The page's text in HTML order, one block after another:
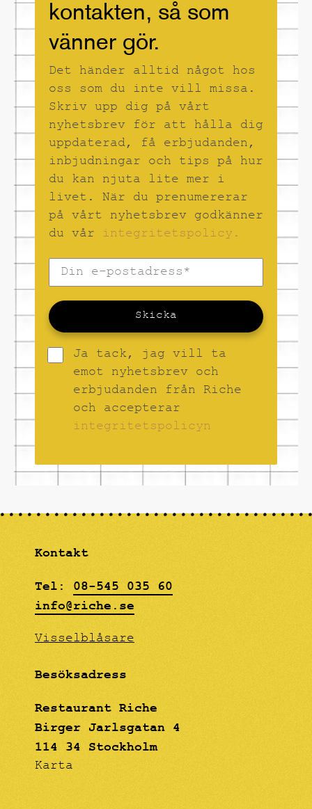
Vanity Fair, han
betraktadades av
Harper’s Bazaar som
”troligen den mest
kontroversiella
paparazzon genom
tiderna”.
kontakten, så som
vänner gör.
Det händer alltid något hos
oss som du inte vill missa.
Skriv upp dig på vårt
nyhetsbrev för att hålla dig
uppdaterad, få erbjudanden,
inbjudningar och tips på hur
du kan njuta lite mer i
livet. När du prenumererar
på vårt nyhetsbrev godkänner
du vår integritetspolicy.
Skicka
Ja tack, jag vill ta
emot nyhetsbrev och
erbjudanden från Riche
och accepterar
integritetspolicyn
Kontakt
Tel: 08-545 035 60
info@riche.se
Visselblåsare
Besöksadress
Restaurant Riche
Birger Jarlsgatan 4
114 34 Stockholm
Karta